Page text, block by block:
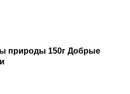
природы 150г Добрые